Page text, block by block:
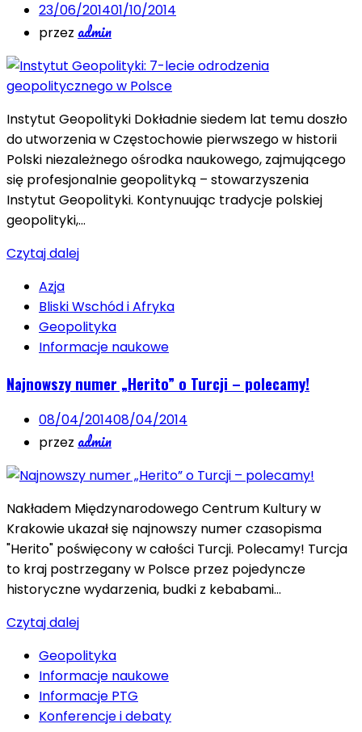
23/06/201401/10/2014
przez admin
Instytut Geopolityki Dokładnie siedem lat temu doszło
do utworzenia w Częstochowie pierwszego w historii
Polski niezależnego ośrodka naukowego, zajmującego
się profesjonalnie geopolityką – stowarzyszenia
Instytut Geopolityki. Kontynuując tradycje polskiej
geopolityki,…
Czytaj dalej
Azja
Bliski Wschód i Afryka
Geopolityka
Informacje naukowe
Najnowszy numer „Herito” o Turcji – polecamy!
08/04/201408/04/2014
przez admin
Nakładem Międzynarodowego Centrum Kultury w
Krakowie ukazał się najnowszy numer czasopisma
"Herito" poświęcony w całości Turcji. Polecamy! Turcja
to kraj postrzegany w Polsce przez pojedyncze
historyczne wydarzenia, budki z kebabami…
Czytaj dalej
Geopolityka
Informacje naukowe
Informacje PTG
Konferencje i debaty